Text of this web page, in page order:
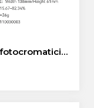
fotocromatici